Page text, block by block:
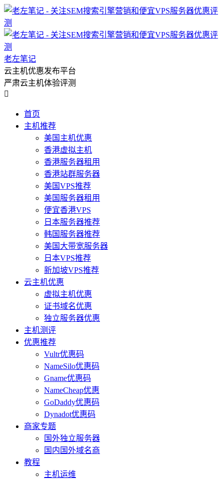
老左笔记
云主机优惠发布平台
严肃云主机体验评测

首页
主机推荐
美国主机优惠
香港虚拟主机
香港服务器租用
香港站群服务器
美国VPS推荐
美国服务器租用
便宜香港VPS
日本服务器推荐
韩国服务器推荐
美国大带宽服务器
日本VPS推荐
新加坡VPS推荐
云主机优惠
虚拟主机优惠
证书域名优惠
独立服务器优惠
主机测评
优惠推荐
Vultr优惠码
NameSilo优惠码
Gname优惠码
NameCheap优惠
GoDaddy优惠码
Dynadot优惠码
商家专题
国外独立服务器
国内国外域名商
教程
主机运维